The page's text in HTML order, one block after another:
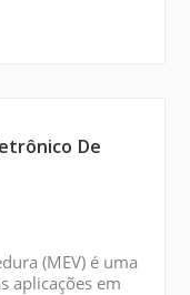
De
(MEV) é uma
aplicações em